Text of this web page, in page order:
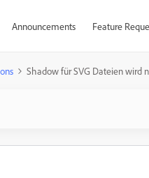
Announcements Feature
Shadow für SVG Dateien wird